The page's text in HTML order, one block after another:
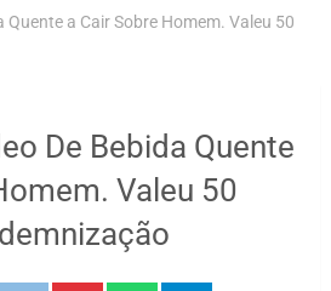
Quente a Cair Sobre Homem. Valeu 50
De Bebida Quente
Valeu 50